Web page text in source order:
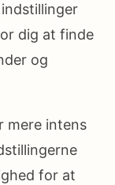
dig at finde
og
mere intens
for at